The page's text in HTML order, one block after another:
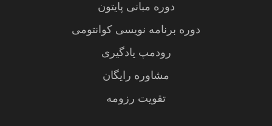
دوره مبانی پایتون
دوره برنامه نویسی کوانتومی
رودمپ یادگیری
مشاوره رایگان
تقویت رزومه